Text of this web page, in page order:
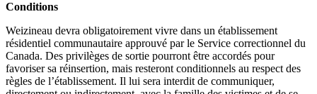
Conditions
Weizineau devra obligatoirement vivre dans un établissement
résidentiel communautaire approuvé par le Service correctionnel du
Canada. Des privilèges de sortie pourront être accordés pour
favoriser sa réinsertion, mais resteront conditionnels au respect des
règles de l’établissement. Il lui sera interdit de communiquer,